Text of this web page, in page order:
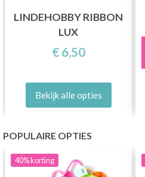
LINDEHOBBY RIBBON
LUX
€ 6,50
Bekijk alle opties
POPULAIRE OPTIES
40%korting